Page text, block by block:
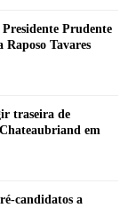
Prudente
Raposo Tavares
traseira de
em
candidatos a